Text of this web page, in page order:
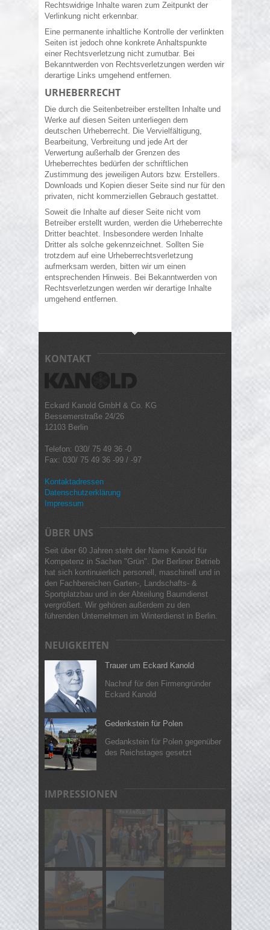
Rechtswidrige Inhalte waren zum Zeitpunkt der
Verlinkung nicht erkennbar.
Eine permanente inhaltliche Kontrolle der verlinkten
Seiten ist jedoch ohne konkrete Anhaltspunkte
einer Rechtsverletzung nicht zumutbar. Bei
Bekanntwerden von Rechtsverletzungen werden wir
derartige Links umgehend entfernen.
URHEBERRECHT
Die durch die Seitenbetreiber erstellten Inhalte und
Werke auf diesen Seiten unterliegen dem
deutschen Urheberrecht. Die Vervielfältigung,
Bearbeitung, Verbreitung und jede Art der
Verwertung außerhalb der Grenzen des
Urheberrechtes bedürfen der schriftlichen
Zustimmung des jeweiligen Autors bzw. Erstellers.
Downloads und Kopien dieser Seite sind nur für den
privaten, nicht kommerziellen Gebrauch gestattet.
Soweit die Inhalte auf dieser Seite nicht vom
Betreiber erstellt wurden, werden die Urheberrechte
Dritter beachtet. Insbesondere werden Inhalte
Dritter als solche gekennzeichnet. Sollten Sie
trotzdem auf eine Urheberrechtsverletzung
aufmerksam werden, bitten wir um einen
entsprechenden Hinweis. Bei Bekanntwerden von
Rechtsverletzungen werden wir derartige Inhalte
umgehend entfernen.
KONTAKT
Eckard Kanold GmbH & Co. KG
Bessemerstraße 24/26
12103 Berlin
Telefon: 030/ 75 49 36 -0
Fax: 030/ 75 49 36 -99 / -97
Kontaktadressen
Datenschutzerklärung
Impressum
ÜBER UNS
Seit über 60 Jahren steht der Name Kanold für
Kompetenz in Sachen "Grün". Der Berliner Betrieb
hat sich kontinuierlich personell, maschinell und in
den Fachbereichen Garten-, Landschafts- &
Sportplatzbau und in der Abteilung Baumdienst
vergrößert. Wir gehören außerdem zu den
führenden Unternehmen im Winterdienst in Berlin.
NEUIGKEITEN
Trauer um Eckard Kanold
Nachruf für den Firmengründer
Eckard Kanold
Gedenkstein für Polen
Gedankstein für Polen gegenüber
des Reichstages gesetzt
IMPRESSIONEN